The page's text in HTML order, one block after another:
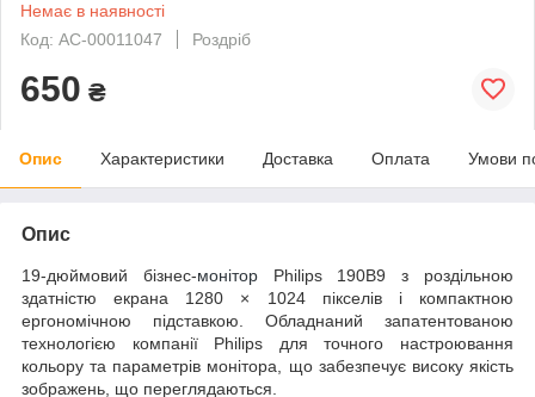
Немає в наявності
Код: AC-00011047
Роздріб
650 ₴
Опис Характеристики Доставка Оплата Умови
Опис
19-дюймовий бізнес-моніторPhilips 190B9 з роздільною
здатністю екрана 1280 × 1024 пікселів і компактною
ергономічною підставкою. Обладнаний запатентованою
технологією компанії Philips для точного настроювання
кольору та параметрів монітора, що забезпечує високу якість
зображень, що переглядаються.